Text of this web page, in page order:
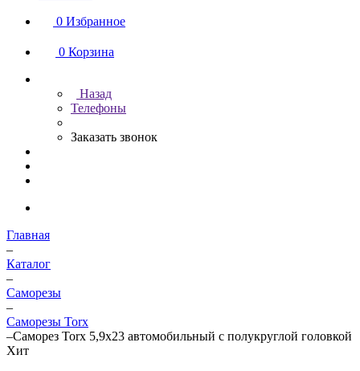
0 Избранное
0 Корзина
Назад
Телефоны
Заказать звонок
Главная
–
Каталог
–
Саморезы
–
Саморезы Torx
–Саморез Torx 5,9x23 автомобильный с полукруглой головкой
Хит